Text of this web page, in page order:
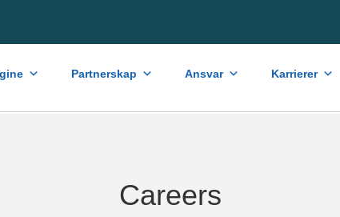
Partnerskap Ansvar Karrierer
Careers